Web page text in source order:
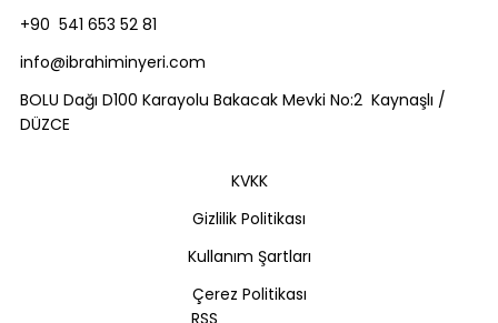
+90 541 653 52 81
info@ibrahiminyeri.com
BOLU Dağı D100 Karayolu Bakacak Mevki No:2 Kaynaşlı /
DÜZCE
KVKK
Gizlilik Politikası
Kullanım Şartları
Çerez Politikası